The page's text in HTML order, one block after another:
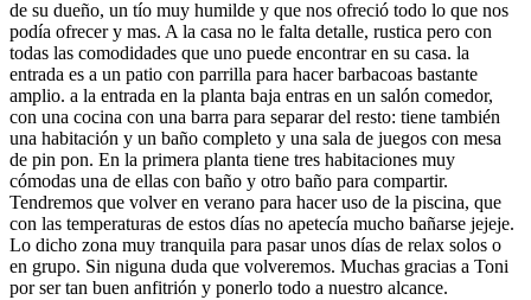
de su dueño, un tío muy humilde y que nos ofreció todo lo que nos
podía ofrecer y mas. A la casa no le falta detalle, rustica pero con
todas las comodidades que uno puede encontrar en su casa. la
entrada es a un patio con parrilla para hacer barbacoas bastante
amplio. a la entrada en la planta baja entras en un salón comedor,
con una cocina con una barra para separar del resto: tiene también
una habitación y un baño completo y una sala de juegos con mesa
de pin pon. En la primera planta tiene tres habitaciones muy
cómodas una de ellas con baño y otro baño para compartir.
Tendremos que volver en verano para hacer uso de la piscina, que
con las temperaturas de estos días no apetecía mucho bañarse jejeje.
Lo dicho zona muy tranquila para pasar unos días de relax solos o
en grupo. Sin niguna duda que volveremos. Muchas gracias a Toni
por ser tan buen anfitrión y ponerlo todo a nuestro alcance.